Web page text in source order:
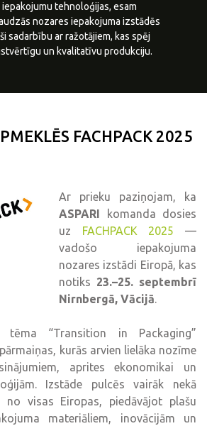
tehnoloģijas, esam
nozares iepakojuma izstādēs
sadarbību ar ražotājiem, kas spēj
un kvalitatīvu produkciju.
FACHPACK 2025
Ar prieku paziņojam, ka
ASPARI komanda dosies
uz FACHPACK 2025 —
vadošo iepakojuma
nozares izstādi Eiropā, kas
notiks 23.–25. septembrī
Nirnbergā, Vācijā.
“Transition in Packaging”
kurās arvien lielāka nozīme
aprites ekonomikai un
Izstāde pulcēs vairāk nekā
no visas Eiropas, piedāvājot plašu
materiāliem, inovācijām un